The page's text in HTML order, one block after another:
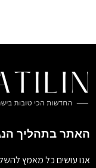
האתר בתהליך
אנו עושים כל מאמץ